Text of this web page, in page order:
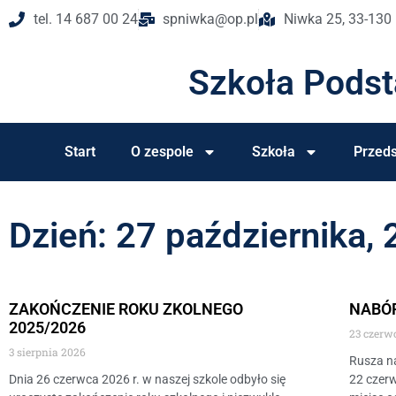
tel. 14 687 00 24 spniwka@op.pl Niwka 25, 33-130
Szkoła
Start O zespole Szkoła
Dzień: 27 października,
ZAKOŃCZENIE ROKU ZKOLNEGO
2025/2026
3 sierpnia 2026
Dnia 26 czerwca 2026 r. w naszej szkole odbyło się
23
Rusza
22